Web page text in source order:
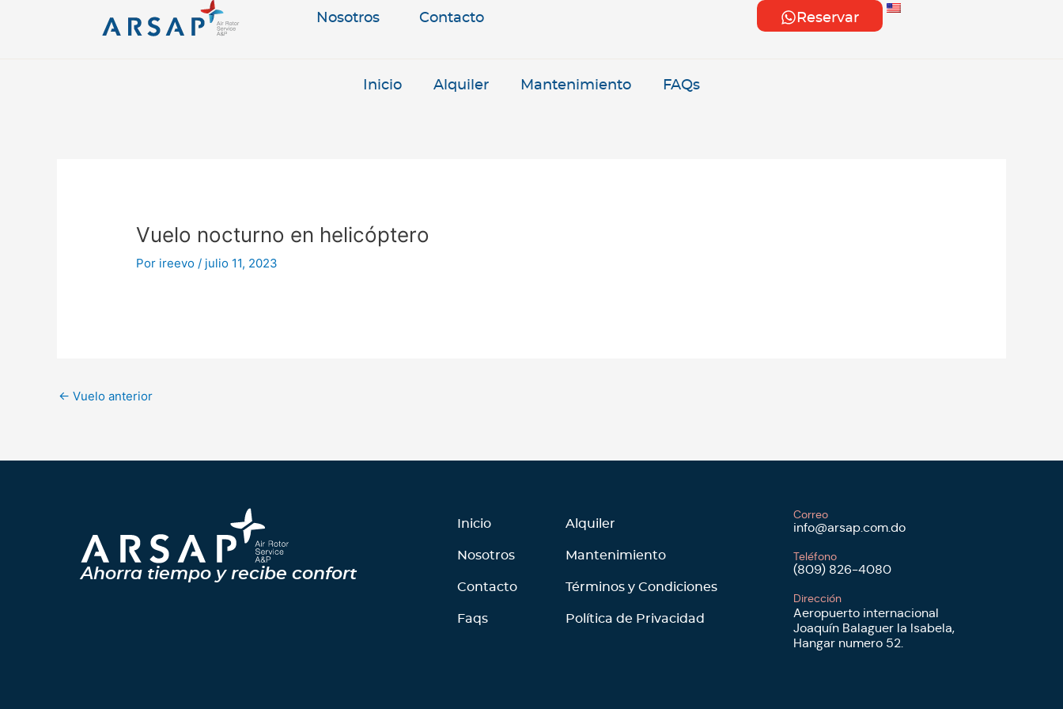
Nosotros Contacto Reservar
Inicio Alquiler Mantenimiento FAQs
Vuelo nocturno en helicóptero
Por ireevo/ julio 11, 2023
← Vuelo anterior
Ahorra tiempo y recibe confort
Inicio
Nosotros
Contacto
Faqs
Alquiler
Mantenimiento
Términos y Condiciones
Política de Privacidad
Correo
info@arsap.com.do
Teléfono
(809) 826-4080
Dirección
Aeropuerto internacional
Joaquín Balaguer la Isabela,
Hangar numero 52.